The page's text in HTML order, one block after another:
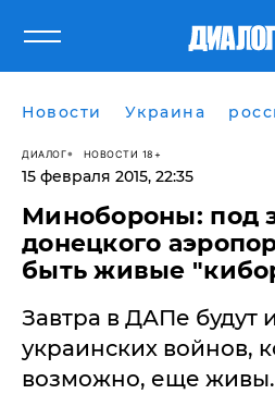
Новости Украина
ДИАЛОГ НОВОСТИ 18+
15 февраля 2015, 22:35
Минобороны: под
донецкого
быть живые
Завтра в ДАПе будут
украинских войнов,
возможно, еще живы.